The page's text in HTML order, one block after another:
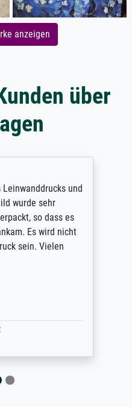
anzeigen
über
und
wurde sehr
so dass es
Es wird nicht
sein. Vielen